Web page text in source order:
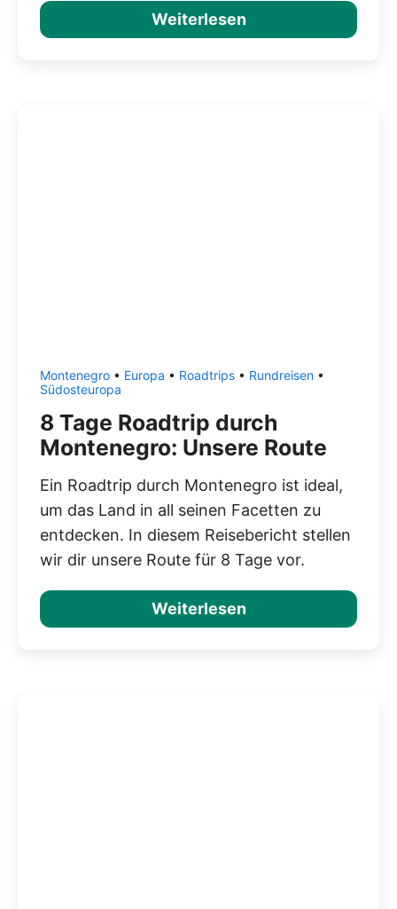
Weiterlesen
Montenegro • Europa • Roadtrips • Rundreisen •
Südosteuropa
8 Tage Roadtrip durch
Montenegro: Unsere Route
Ein Roadtrip durch Montenegro ist ideal,
um das Land in all seinen Facetten zu
entdecken. In diesem Reisebericht stellen
wir dir unsere Route für 8 Tage vor.
Weiterlesen